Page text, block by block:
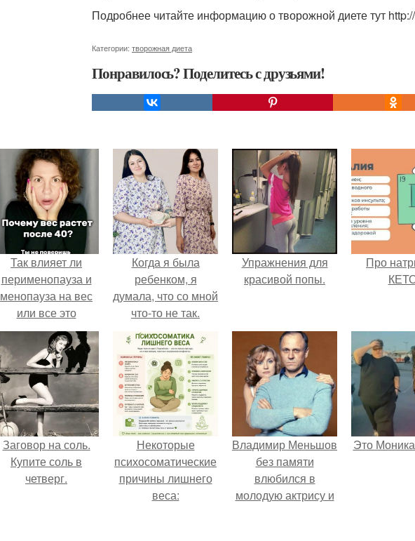
Подробнее читайте информацию о творожной диете тут
Категории: творожная диета
Понравилось? Поделитесь с друзьями!
Так влияет ли
перименопауза и
менопауза на вес
или все это
ерунда?
Когда я была
ребенком, я
думала, что со мной
что-то не так.
Упражнения для
красивой попы.
Про
Заговор на соль.
Купите соль в
четверг.
Некоторые
психосоматические
причины лишнего
веса:
Владимир Меньшов
без памяти
влюбился в
молодую актрису и
Это